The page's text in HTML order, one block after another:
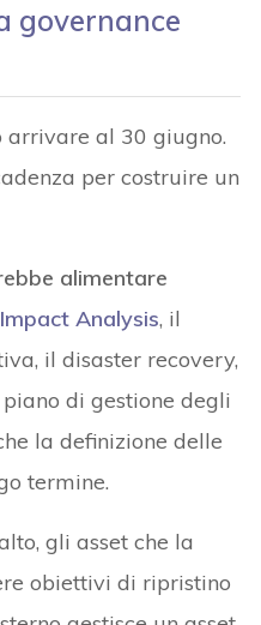
governance
arrivare al 30 giugno.
per costruire un
alimentare
Analysis, il
il disaster recovery,
di gestione degli
la definizione delle
termine.
gli asset che la
obiettivi di ripristino